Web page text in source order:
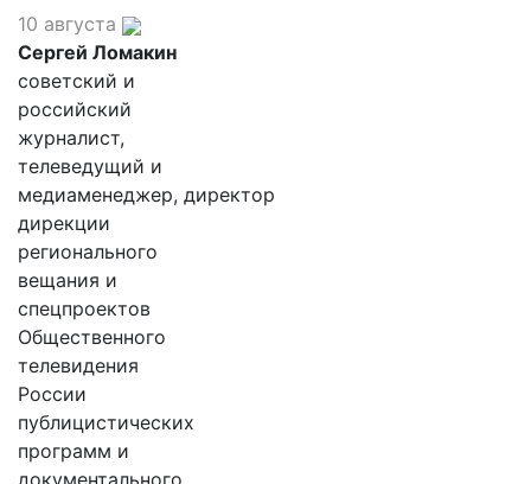
10 августа
Сергей Ломакин
советский и
российский
журналист,
телеведущий и
медиаменеджер, директор
дирекции
регионального
вещания и
спецпроектов
Общественного
телевидения
России
публицистических
программ и
документального